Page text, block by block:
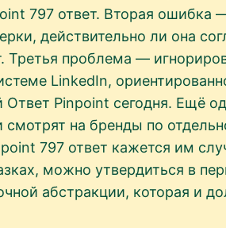
797 ответ. Вторая ошибка
действительно ли она
Третья проблема —
LinkedIn,
Ответ Pinpoint сегодня. Ещё
на бренды по
797 ответ кажется им
можно утвердиться в
абстракции, которая и